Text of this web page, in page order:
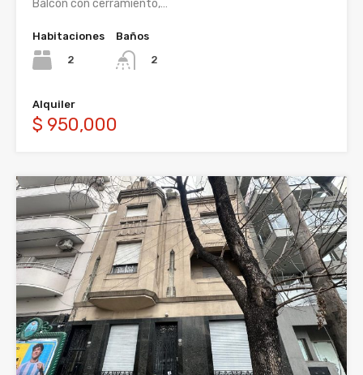
Balcón con cerramiento,…
Habitaciones
2
Baños
2
Alquiler
$ 950,000